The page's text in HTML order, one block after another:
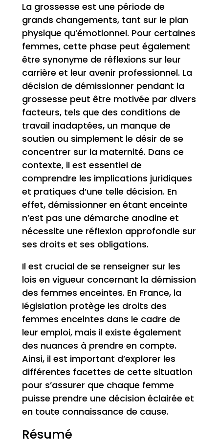
La grossesse est une période de
grands changements, tant sur le plan
physique qu’émotionnel. Pour certaines
femmes, cette phase peut également
être synonyme de réflexions sur leur
carrière et leur avenir professionnel. La
décision de démissionner pendant la
grossesse peut être motivée par divers
facteurs, tels que des conditions de
travail inadaptées, un manque de
soutien ou simplement le désir de se
concentrer sur la maternité. Dans ce
contexte, il est essentiel de
comprendre les implications juridiques
et pratiques d’une telle décision. En
effet, démissionner en étant enceinte
n’est pas une démarche anodine et
nécessite une réflexion approfondie sur
ses droits et ses obligations.
Il est crucial de se renseigner sur les
lois en vigueur concernant la démission
des femmes enceintes. En France, la
législation protège les droits des
femmes enceintes dans le cadre de
leur emploi, mais il existe également
des nuances à prendre en compte.
Ainsi, il est important d’explorer les
différentes facettes de cette situation
pour s’assurer que chaque femme
puisse prendre une décision éclairée et
en toute connaissance de cause.
Résumé